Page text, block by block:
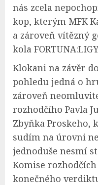
nás zcela
kop, kterým MFK
a zároveň vítězný
kola
Klokani na závěr
pohledu jedná o
zároveň
rozhodčího Pavla
Zbyňka Proskeho,
sudím na úrovni
jednoduše nesmí
Komise rozhodčích
konečného